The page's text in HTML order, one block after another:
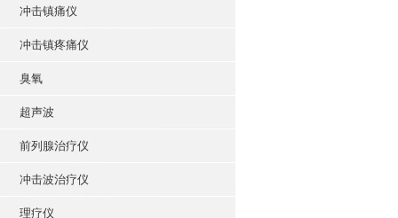
冲击镇痛仪
冲击镇疼痛仪
臭氧
超声波
前列腺治疗仪
冲击波治疗仪
理疗仪